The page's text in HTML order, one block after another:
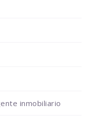
inmobiliario